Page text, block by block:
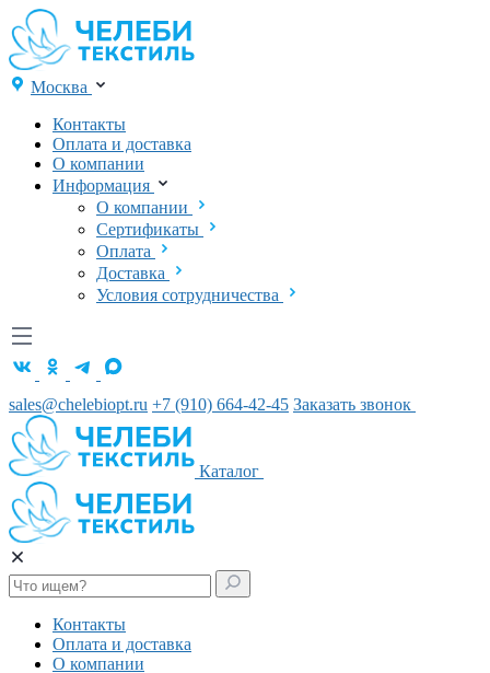
Москва
Контакты
Оплата и доставка
О компании
Информация
О компании
Сертификаты
Оплата
Доставка
Условия сотрудничества
sales@chelebiopt.ru +7 (910) 664-42-45 Заказать звонок
Каталог
Контакты
Оплата и доставка
О компании